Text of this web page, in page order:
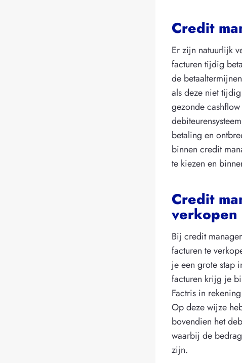
Credit
Er zijn natuurlijk
facturen tijdig
de
als deze niet
gezonde
betaling en
binnen credit
te kiezen en
Credit
verkopen
Bij credit
facturen te
je een grote stap
facturen krijg je
Factris in
Op deze wijze
bovendien het
waarbij de
zijn.